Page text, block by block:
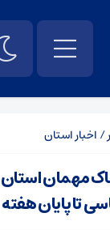
/ اخبار استان
مهمان
تا پایان هفته